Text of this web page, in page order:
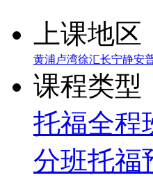
上课地区
黄浦卢湾徐汇长宁静安
课程类型
托福全程
分班托福